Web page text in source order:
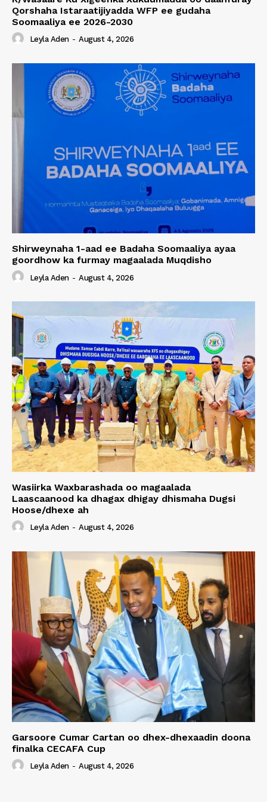
Qorshaha Istaraatijiyadda WFP ee gudaha
Soomaaliya ee 2026-2030
Leyla Aden - August 4, 2026
Shirweynaha 1-aad ee Badaha Soomaaliya ayaa
goordhow ka furmay magaalada Muqdisho
Leyla Aden - August 4, 2026
Wasiirka Waxbarashada oo magaalada
Laascaanood ka dhagax dhigay dhismaha Dugsi
Hoose/dhexe ah
Leyla Aden - August 4, 2026
Garsoore Cumar Cartan oo dhex-dhexaadin doona
finalka CECAFA Cup
Leyla Aden - August 4, 2026